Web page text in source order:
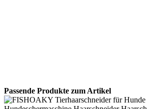
Passende Produkte zum Artikel